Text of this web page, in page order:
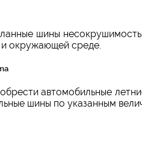
шины
окружающей среде.
автомобильные
шины по указанным